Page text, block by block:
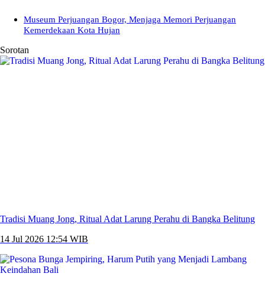
Museum Perjuangan Bogor, Menjaga Memori Perjuangan
Kemerdekaan Kota Hujan
Sorotan
Tradisi Muang Jong, Ritual Adat Larung Perahu di Bangka Belitung
14 Jul 2026 12:54 WIB